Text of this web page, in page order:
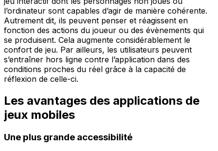
l’ordinateur sont capables d’agir de manière cohérente.
Autrement dit, ils peuvent penser et réagissent en
fonction des actions du joueur ou des évènements qui
se produisent. Cela augmente considérablement le
confort de jeu. Par ailleurs, les utilisateurs peuvent
s’entraîner hors ligne contre l’application dans des
conditions proches du réel grâce à la capacité de
réflexion de celle-ci.
Les avantages des applications de
jeux mobiles
Une plus grande accessibilité